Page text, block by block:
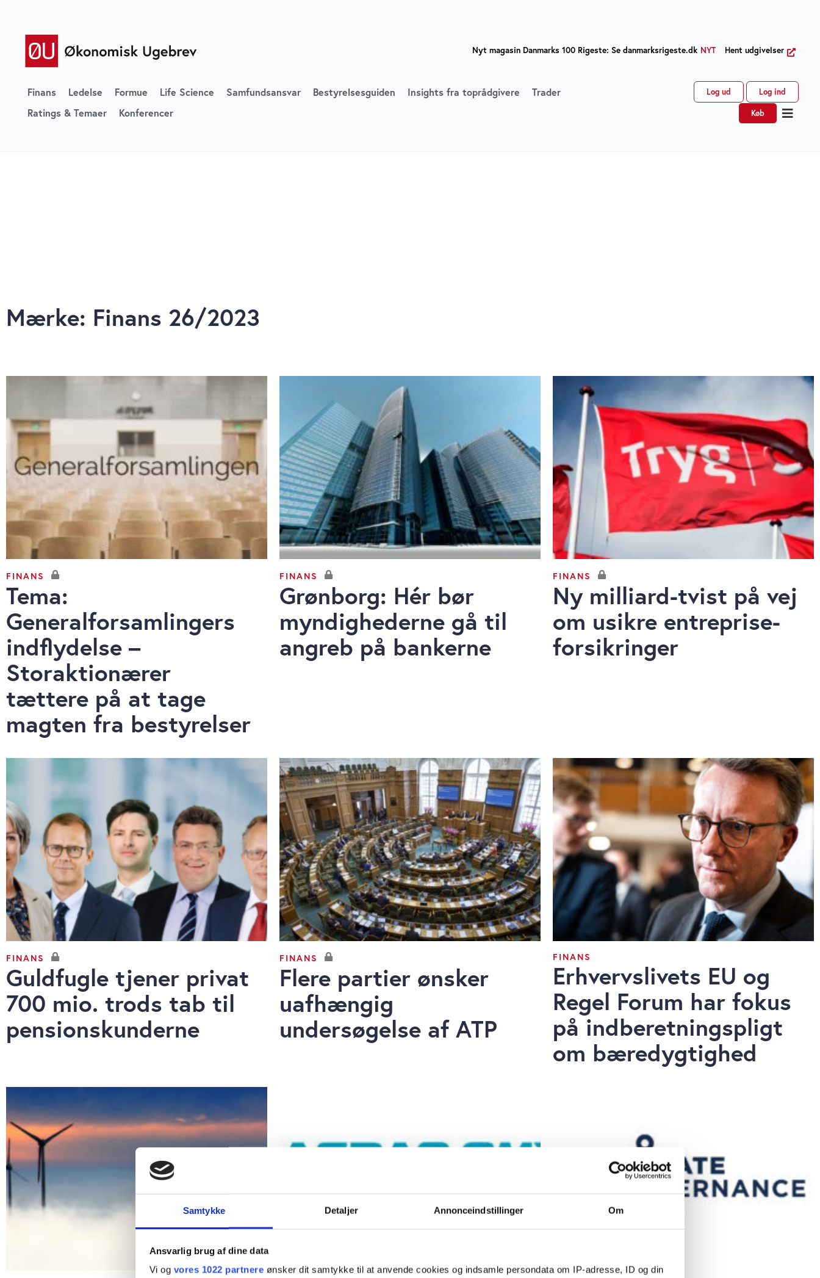
Samtykke Detaljer Annonceindstillinger Om
Ansvarlig brug af dine data
Vi og vores 1022 partnere ønsker dit samtykke til at anvende cookies og indsamle persondata om IP-adresse, ID og din
Nyt magasin Danmarks 100 Rigeste: Se danmarksrigeste.dk NYT Hent udgivelser
Finans Ledelse Formue Life Science Samfundsansvar Bestyrelsesguiden Insights fra toprådgivere
Trader
Ratings & Temaer
Konferencer
Log ud Log ind
Køb
Mærke: Finans 26/2023
FINANS
Tema:
Generalforsamlingers
indflydelse –
Storaktionærer
tættere på at tage
magten fra bestyrelser
FINANS
Grønborg: Hér bør
myndighederne gå til
angreb på bankerne
FINANS
Ny milliard-tvist på vej
om usikre entreprise-
forsikringer
FINANS
Guldfugle tjener privat
700 mio. trods tab til
pensionskunderne
FINANS
Flere partier ønsker
uafhængig
undersøgelse af ATP
FINANS
Erhvervslivets EU og
Regel Forum har fokus
på indbe­retningspligt
om bæredygtighed